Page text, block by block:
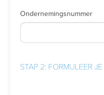
Ondernemingsnummer
STAP 2: FORMULEER